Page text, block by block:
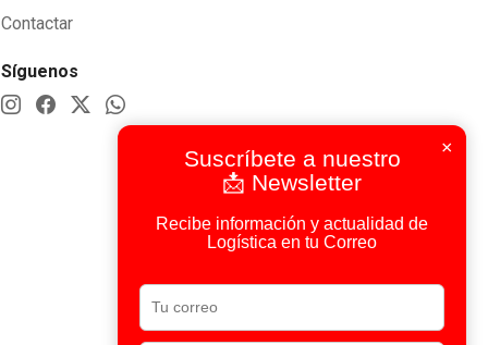
×
Suscríbete a nuestro
📩 Newsletter
Recibe información y actualidad de
Logística en tu Correo
Contactar
Síguenos